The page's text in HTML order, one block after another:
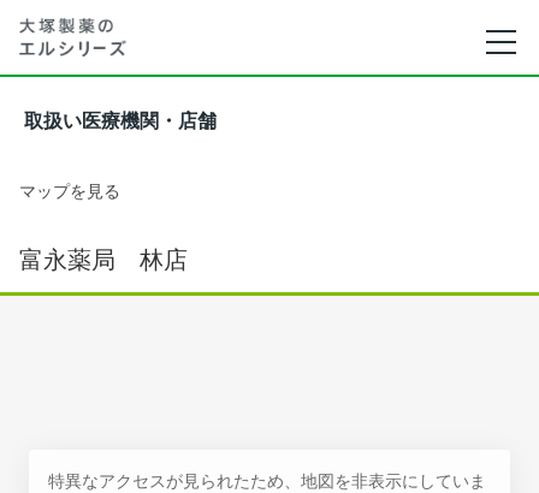
取扱い医療機関・店舗
マップを見る
富永薬局 林店
特異なアクセスが見られたため、地図を非表示にしていま